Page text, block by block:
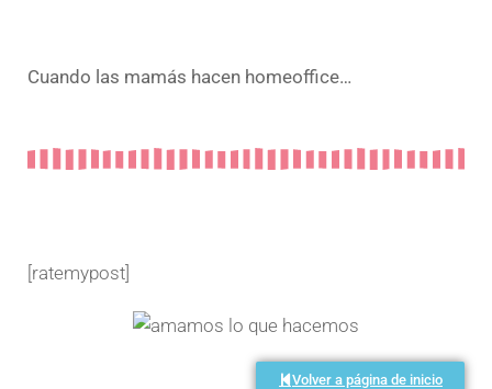
Cuando las mamás hacen homeoffice…
[ratemypost]
Volver a página de inicio